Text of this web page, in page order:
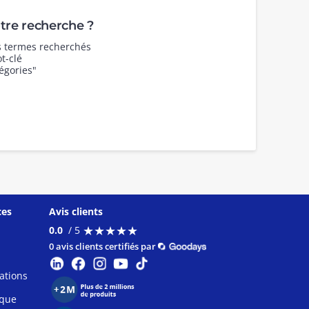
recherche ?
recherchés
clé
Avis clients
0.0 / 5 ★★★★★
★★★★★
0 avis clients certifiés par